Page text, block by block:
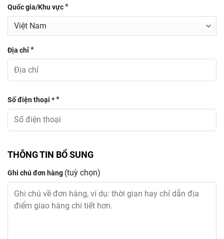
Quốc gia/Khu vực*
Địa chỉ*
Số điện thoại **
THÔNG TIN BỔ SUNG
Ghi chú đơn hàng (tuỳ chọn)